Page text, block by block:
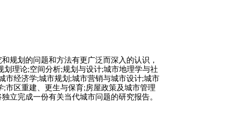
规划的问题和方法有更广泛而深入的认识，
划理论;空间分析;规划与设计;城市地理学与社
市经济学;城市规划;城市营销与城市设计;城市
;市区重建、更生与保育;房屋政策及城市管理
立完成一份有关当代城市问题的研究报告。